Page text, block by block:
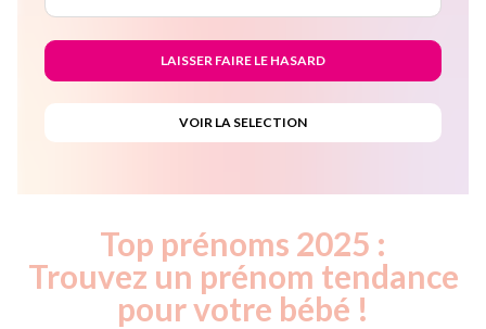
Top prénoms 2025 :
Trouvez un prénom tendance
pour votre bébé !